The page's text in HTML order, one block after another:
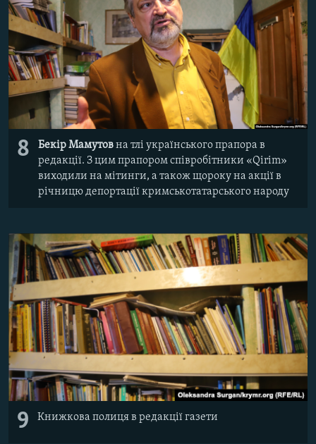
8 Бекір Мамутовна тлі українського прапора в
редакції. З цим прапором співробітники «Qirim»
виходили на мітинги, а також щороку на акції в
річницю депортації кримськотатарського народу
9 Книжкова полиця в редакції газети